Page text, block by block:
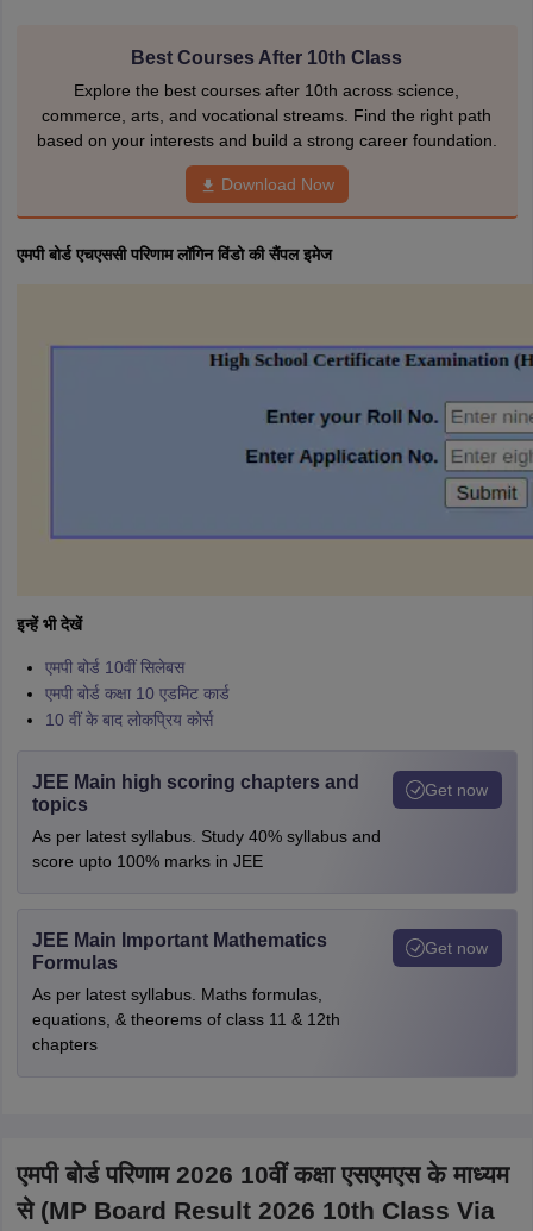
Best Courses After 10th Class
Explore the best courses after 10th across science,
commerce, arts, and vocational streams. Find the right path
based on your interests and build a strong career foundation.
Download Now
एमपी बोर्ड एचएससी परिणाम लॉगिन विंडो की सैंपल इमेज
इन्हें भी देखें
एमपी बोर्ड 10वीं सिलेबस
एमपी बोर्ड कक्षा 10 एडमिट कार्ड
10 वीं के बाद लोकप्रिय कोर्स
JEE Main high scoring chapters and
topics
As per latest syllabus. Study 40% syllabus and
score upto 100% marks in JEE
Get now
JEE Main Important Mathematics
Formulas
As per latest syllabus. Maths formulas,
equations, & theorems of class 11 & 12th
chapters
Get now
एमपी बोर्ड परिणाम 2026 10वीं कक्षा एसएमएस के माध्यम
से (MP Board Result 2026 10th Class Via